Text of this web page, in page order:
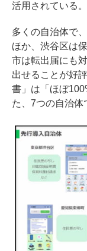
活用されている。
多くの自治体で
ほか、渋谷区は
市は転出届にも
出せることが好
書」は「ほぼ
た、7つの自治体